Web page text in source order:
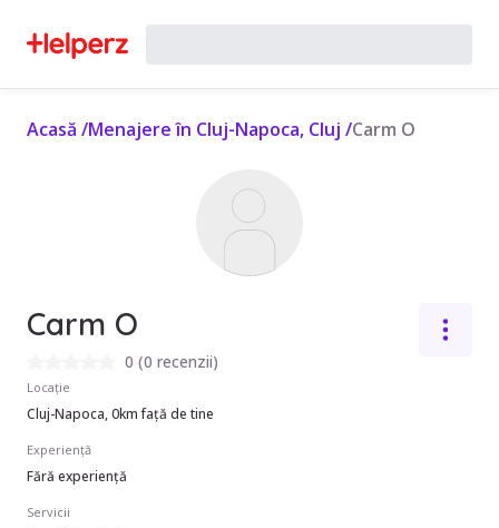
Acasă /Menajere în Cluj-Napoca, Cluj /Carm O
Carm O
0 (0 recenzii)
Locație
Cluj-Napoca, 0km față de tine
Experiență
Fără experiență
Servicii